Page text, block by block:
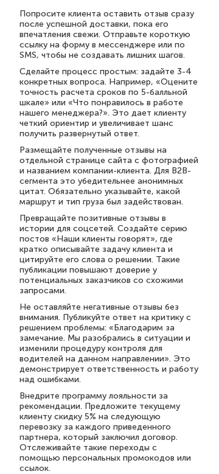
Попросите клиента оставить отзыв сразу
после успешной доставки, пока его
впечатления свежи. Отправьте короткую
ссылку на форму в мессенджере или по
SMS, чтобы не создавать лишних шагов.
Сделайте процесс простым: задайте 3-4
конкретных вопроса. Например, «Оцените
точность расчета сроков по 5-балльной
шкале» или «Что понравилось в работе
нашего менеджера?». Это дает клиенту
четкий ориентир и увеличивает шанс
получить развернутый ответ.
Размещайте полученные отзывы на
отдельной странице сайта с фотографией
и названием компании-клиента. Для B2B-
сегмента это убедительнее анонимных
цитат. Обязательно указывайте, какой
маршрут и тип груза был задействован.
Превращайте позитивные отзывы в
истории для соцсетей. Создайте серию
постов «Наши клиенты говорят», где
кратко описывайте задачу клиента и
цитируйте его слова о решении. Такие
публикации повышают доверие у
потенциальных заказчиков со схожими
запросами.
Не оставляйте негативные отзывы без
внимания. Публикуйте ответ на критику с
решением проблемы: «Благодарим за
замечание. Мы разобрались в ситуации и
изменили процедуру контроля для
водителей на данном направлении». Это
демонстрирует ответственность и работу
над ошибками.
Внедрите программу лояльности за
рекомендации. Предложите текущему
клиенту скидку 5% на следующую
перевозку за каждого приведенного
партнера, который заключил договор.
Отслеживайте такие переходы с
помощью персональных промокодов или
ссылок.